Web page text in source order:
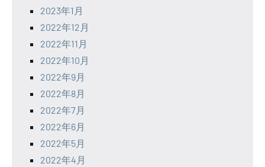
2023年1月
2022年12月
2022年11月
2022年10月
2022年9月
2022年8月
2022年7月
2022年6月
2022年5月
2022年4月